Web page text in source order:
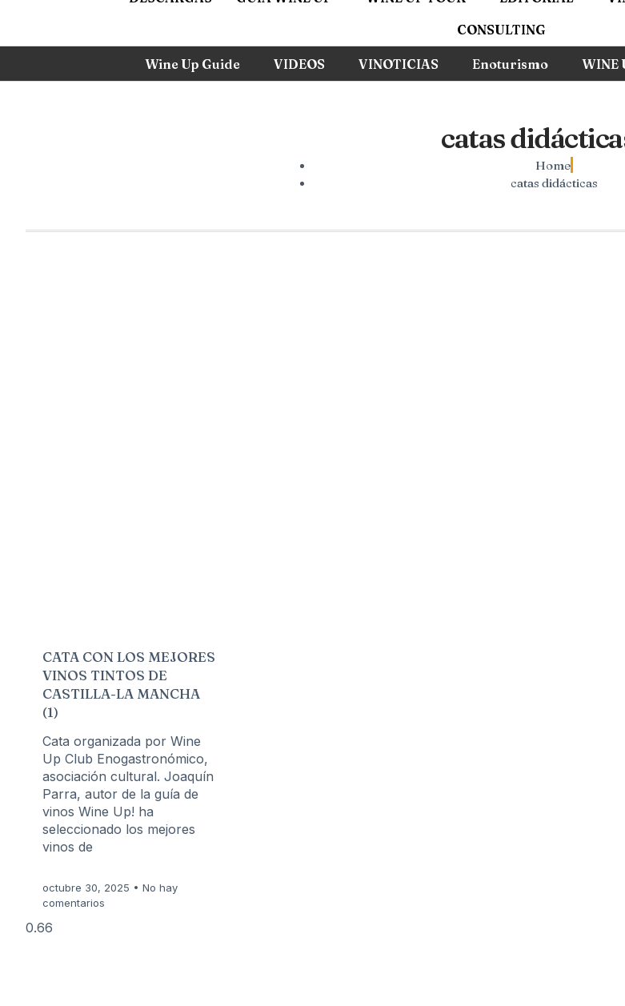
CONSULTING
Wine Up Guide VIDEOS VINOTICIAS Enoturismo WINE
catas
Home
catas didácticas
CATA CON LOS MEJORES
VINOS TINTOS DE
CASTILLA-LA MANCHA
(1)
Cata organizada por Wine
Up Club Enogastronómico,
asociación cultural. Joaquín
Parra, autor de la guía de
vinos Wine Up! ha
seleccionado los mejores
vinos de
octubre 30, 2025
No hay
comentarios